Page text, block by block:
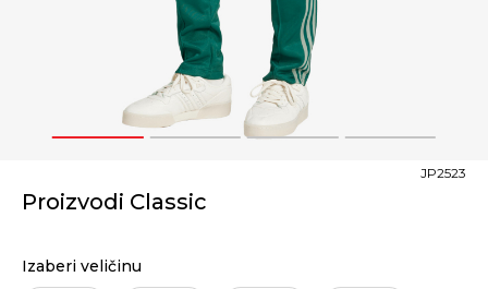
1 2 3 4
Proizvodi Classic
JP2523
Izaberi veličinu